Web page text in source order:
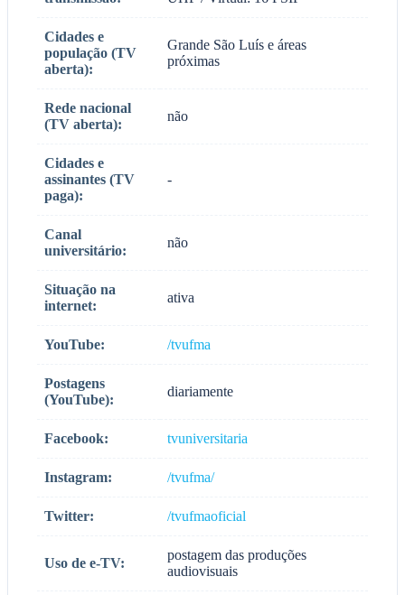
Cidades e
população (TV
aberta):
Grande São Luís e áreas
próximas
Rede nacional
(TV aberta):
não
Cidades e
assinantes (TV
paga):
-
Canal
universitário:
não
Situação na
internet:
ativa
YouTube: /tvufma
Postagens
(YouTube):
diariamente
Facebook: tvuniversitaria
Instagram: /tvufma/
Twitter: /tvufmaoficial
Uso de e-TV:
postagem das produções
audiovisuais